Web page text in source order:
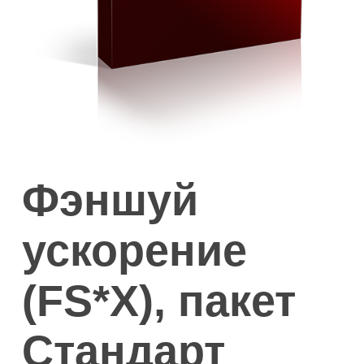
Фэншуй
ускорение
(FS*Х), пакет
Стандарт